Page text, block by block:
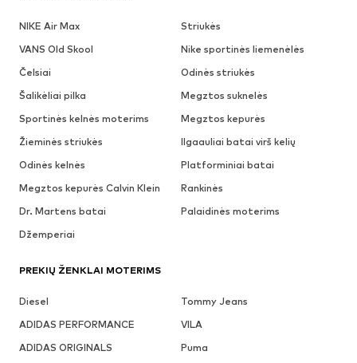
NIKE Air Max
Striukės
VANS Old Skool
Nike sportinės liemenėlės
Čelsiai
Odinės striukės
Šalikėliai pilka
Megztos suknelės
Sportinės kelnės moterims
Megztos kepurės
Žieminės striukės
Ilgaauliai batai virš kelių
Odinės kelnės
Platforminiai batai
Megztos kepurės Calvin Klein
Rankinės
Dr. Martens batai
Palaidinės moterims
Džemperiai
PREKIŲ ŽENKLAI MOTERIMS
Diesel
Tommy Jeans
ADIDAS PERFORMANCE
VILA
ADIDAS ORIGINALS
Puma